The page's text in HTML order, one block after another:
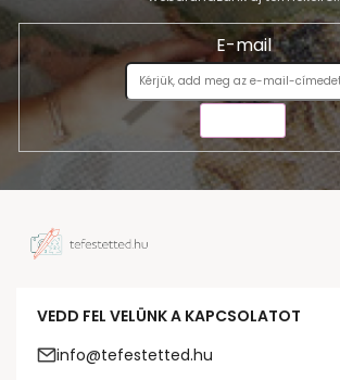
E-mail
VEDD FEL VELÜNK A KAPCSOLATOT
info@tefestetted.hu